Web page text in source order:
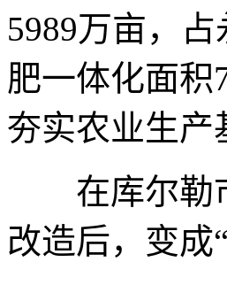
5989万亩，
肥一体化面积
夯实农业生产
在库尔勒市
改造后，变成